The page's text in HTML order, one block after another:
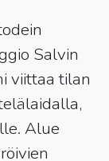
Salvin
viittaa tilan
Alue